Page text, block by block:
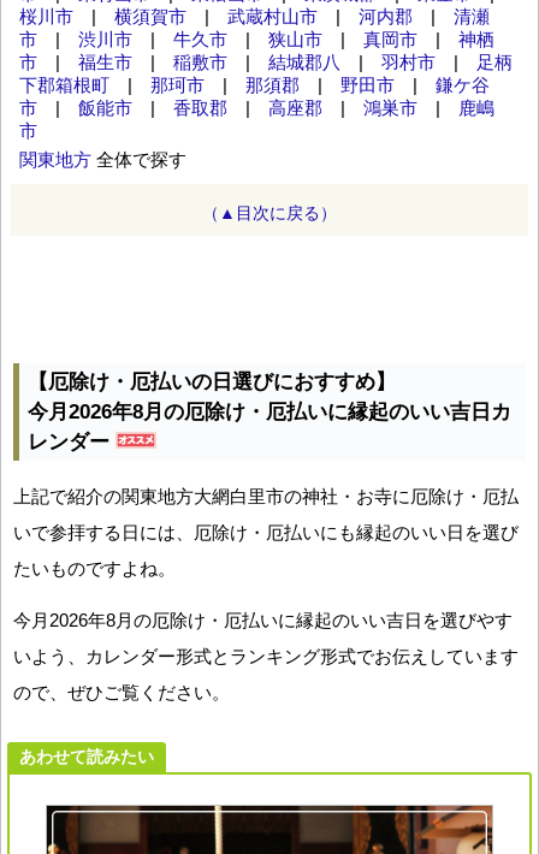
桜川市 | 横須賀市 | 武蔵村山市 | 河内郡 | 清瀬
市 | 渋川市 | 牛久市 | 狭山市 | 真岡市 | 神栖
市 | 福生市 | 稲敷市 | 結城郡八 | 羽村市 |
足柄
下郡箱根町 | 那珂市 | 那須郡 | 野田市 | 鎌ケ谷
市 | 飯能市 | 香取郡 | 高座郡 | 鴻巣市 |
鹿嶋
市
関東地方 全体で探す
（▲目次に戻る）
【厄除け・厄払いの日選びにおすすめ】
今月2026年8月の厄除け・厄払いに縁起のいい吉日カ
レンダー
上記で紹介の関東地方大網白里市の神社・お寺に厄除け・厄払
いで参拝する日には、厄除け・厄払いにも縁起のいい日を選び
たいものですよね。
今月2026年8月の厄除け・厄払いに縁起のいい吉日を選びやす
いよう、カレンダー形式とランキング形式でお伝えしています
ので、ぜひご覧ください。
あわせて読みたい